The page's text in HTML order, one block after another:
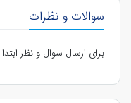
سوالات و نظرات
برای ارسال سوال و نظر ابتدا